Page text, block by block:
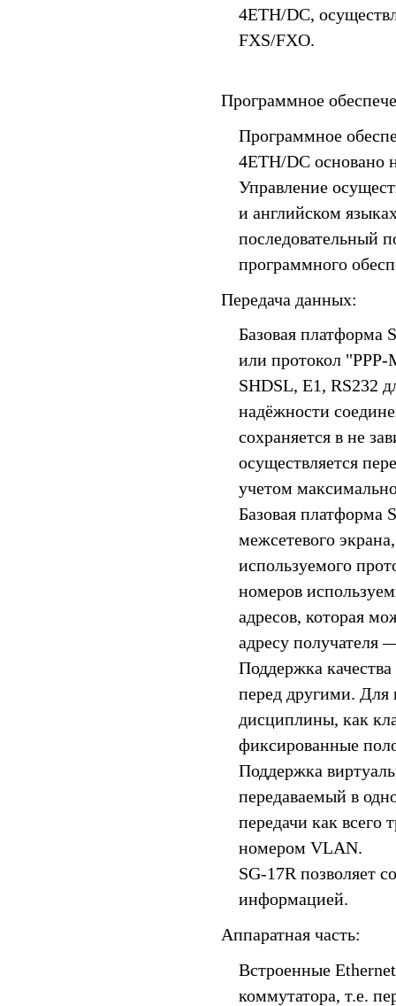
4ETH/DC,
FXS/FXO.
Программное
Программное
4ETH/DC основано
Управление
и английском
последовательный
программного
Передача данных:
Базовая платформа
или протокол
SHDSL, E1, RS232
надёжности
сохраняется в не
осуществляется
учетом
Базовая платформа
межсетевого
используемого
номеров
адресов, которая
адресу получателя
Поддержка
перед другими. Для
дисциплины, как
фиксированные
Поддержка
передаваемый в
передачи как всего
номером VLAN.
SG-17R позволяет
информацией.
Аппаратная часть:
Встроенные
коммутатора, т.е.